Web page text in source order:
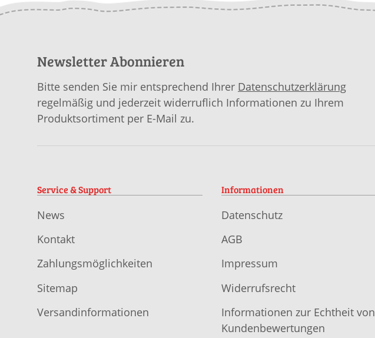
Newsletter Abonnieren
Bitte senden Sie mir entsprechend Ihrer Datenschutzerklärung
regelmäßig und jederzeit widerruflich Informationen zu Ihrem
Produktsortiment per E-Mail zu.
Service & Support
News
Kontakt
Zahlungsmöglichkeiten
Sitemap
Versandinformationen
Informationen
Datenschutz
AGB
Impressum
Widerrufsrecht
Informationen zur Echtheit von
Kundenbewertungen